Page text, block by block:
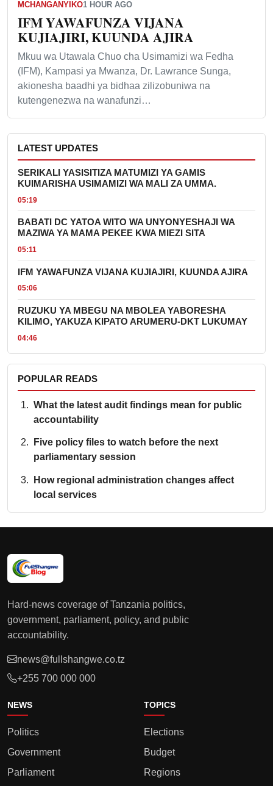
MCHANGANYIKO1 HOUR AGO
IFM YAWAFUNZA VIJANA
KUJIAJIRI, KUUNDA AJIRA
Mkuu wa Utawala Chuo cha Usimamizi wa Fedha
(IFM), Kampasi ya Mwanza, Dr. Lawrance Sunga,
akionesha baadhi ya bidhaa zilizobuniwa na
kutengenezwa na wanafunzi…
LATEST UPDATES
SERIKALI YASISITIZA MATUMIZI YA GAMIS
KUIMARISHA USIMAMIZI WA MALI ZA UMMA.
05:19
BABATI DC YATOA WITO WA UNYONYESHAJI WA
MAZIWA YA MAMA PEKEE KWA MIEZI SITA
05:11
IFM YAWAFUNZA VIJANA KUJIAJIRI, KUUNDA AJIRA
05:06
RUZUKU YA MBEGU NA MBOLEA YABORESHA
KILIMO, YAKUZA KIPATO ARUMERU-DKT LUKUMAY
04:46
POPULAR READS
What the latest audit findings mean for public
accountability
Five policy files to watch before the next
parliamentary session
How regional administration changes affect
local services
Hard-news coverage of Tanzania politics,
government, parliament, policy, and public
accountability.
news@fullshangwe.co.tz
+255 700 000 000
NEWS
Politics
Government
Parliament
TOPICS
Elections
Budget
Regions